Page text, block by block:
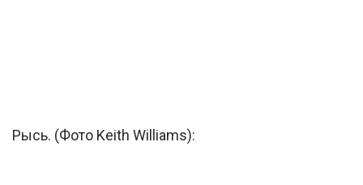
Рысь. (Фото Keith Williams):